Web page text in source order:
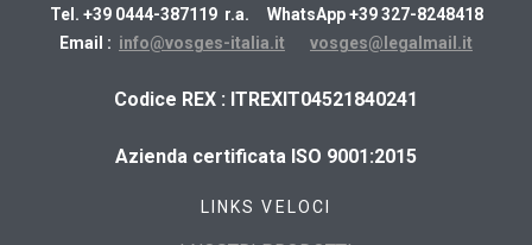
Tel. +39 0444-387119 r.a. WhatsApp +39 327-8248418
Email : info@vosges-italia.it vosges@legalmail.it
​Codice REX : ITREXIT04521840241
Azienda certificata ISO 9001:2015
LINKS VELOCI